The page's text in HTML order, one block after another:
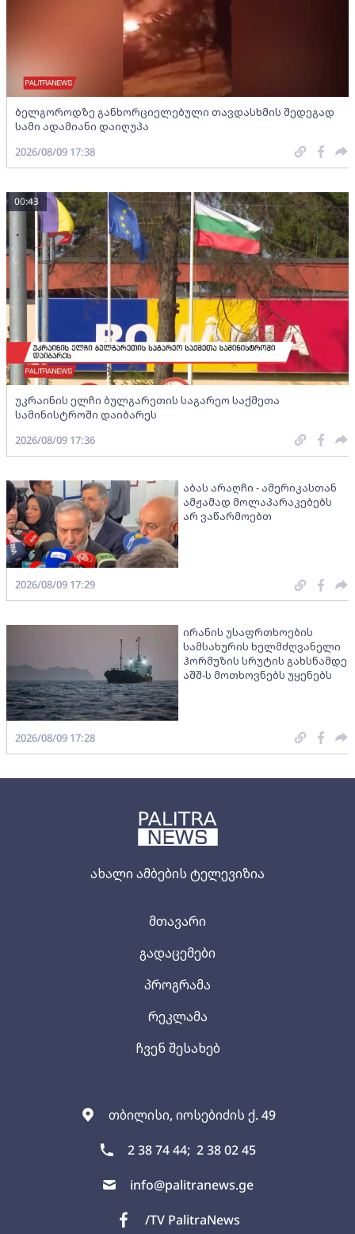
ახალი ამბების ტელევიზია
თბილისი, იოსებიძის ქ. 49
2 38 74 44; 2 38 02 45
info@palitranews.ge
/TV PalitraNews
მთავარი
გადაცემები
პროგრამა
რეკლამა
ჩვენ შესახებ
ბელგოროდზე განხორციელებული თავდასხმის შედეგად
სამი ადამიანი დაიღუპა
2026/08/09 17:38
უკრაინის ელჩი ბულგარეთის საგარეო საქმეთა
სამინისტროში დაიბარეს
00:43
2026/08/09 17:36
აბას არაღჩი - ამერიკასთან
ამჟამად მოლაპარაკებებს
არ ვაწარმოებთ
2026/08/09 17:29
ირანის უსაფრთხოების
სამსახურის ხელმძღვანელი
ჰორმუზის სრუტის გახსნამდე
აშშ-ს მოთხოვნებს უყენებს
2026/08/09 17:28